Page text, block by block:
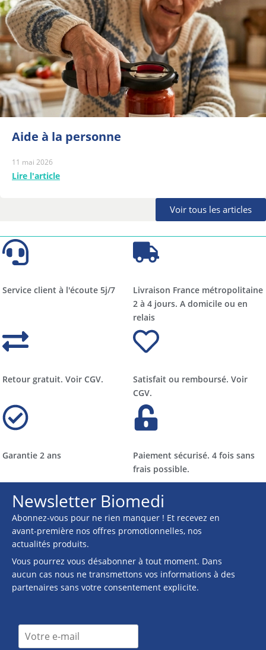
Aide à la personne
11 mai 2026
Lire l'article
Voir tous les articles
Service client à l'écoute 5j/7
Livraison France métropolitaine
2 à 4 jours. A domicile ou en
relais​​
Retour gratuit. Voir CGV.
Satisfait ou remboursé. Voir
CGV.
Garantie 2 ans
Paiement sécurisé. 4 fois sans
frais possible.
Newsletter Biomedi
Abonnez-vous pour ne rien manquer ! Et recevez en
avant-première nos offres promotionnelles, nos
actualités produits.
Vous pourrez vous désabonner à tout moment. Dans
aucun cas nous ne transmettons vos informations à des
partenaires sans votre consentement explicite.
I